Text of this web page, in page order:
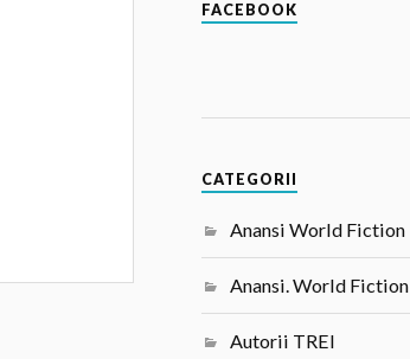
FACEBOOK
CATEGORII
Anansi World Fiction
Anansi. World Fiction
Autorii TREI